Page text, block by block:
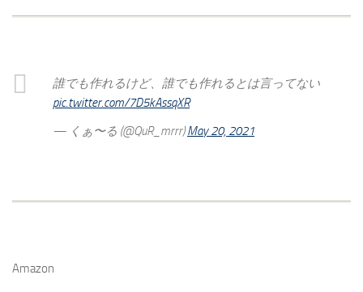
誰でも作れるけど、誰でも作れるとは言ってない
pic.twitter.com/7D5kAssqXR
— くぁ〜る (@QuR_mrrr)May 20, 2021
Amazon